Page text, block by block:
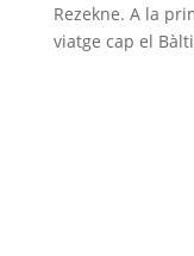
Rezekne. A la
viatge cap el